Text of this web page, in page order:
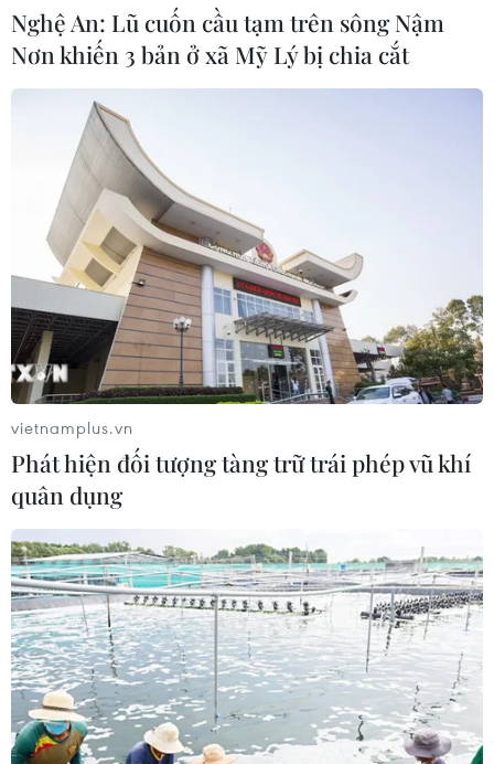
Nghệ An: Lũ cuốn cầu tạm trên sông Nậm
Nơn khiến 3 bản ở xã Mỹ Lý bị chia cắt
vietnamplus.vn
Phát hiện đối tượng tàng trữ trái phép vũ khí
quân dụng